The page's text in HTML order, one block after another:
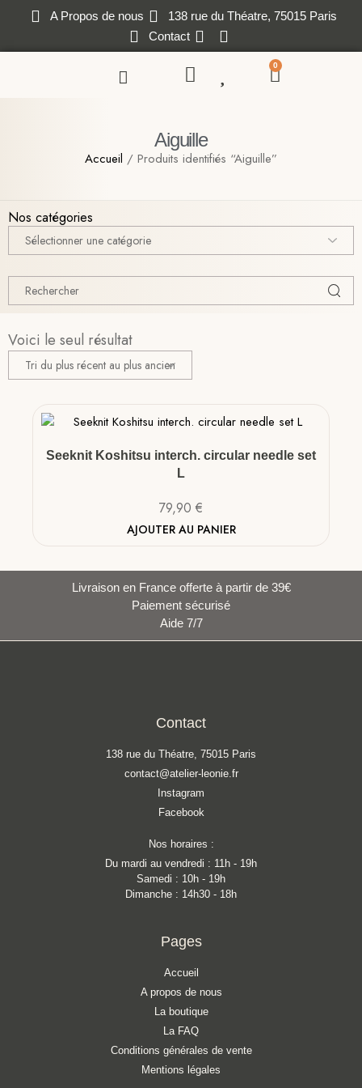
A Propos de nous
138 rue du Théatre, 75015 Paris
Contact
0
Aiguille
Accueil / Produits identifiés “Aiguille”
Nos catégories
Voici le seul résultat
Seeknit Koshitsu interch. circular needle set
L
79,90 €
AJOUTER AU PANIER
Livraison en France offerte à partir de 39€
Paiement sécurisé
Aide 7/7
Contact
138 rue du Théatre, 75015 Paris
contact@atelier-leonie.fr
Instagram
Facebook
Nos horaires :
Du mardi au vendredi : 11h - 19h
Samedi : 10h - 19h
Dimanche : 14h30 - 18h
Pages
Accueil
A propos de nous
La boutique
La FAQ
Conditions générales de vente
Mentions légales